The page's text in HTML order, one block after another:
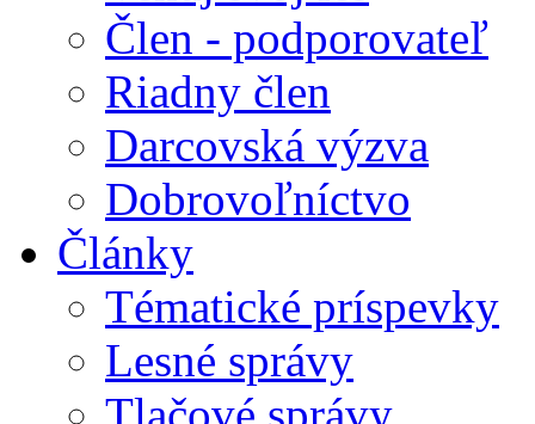
Člen - podporovateľ
Riadny člen
Darcovská výzva
Dobrovoľníctvo
Články
Tématické príspevky
Lesné správy
Tlačové správy